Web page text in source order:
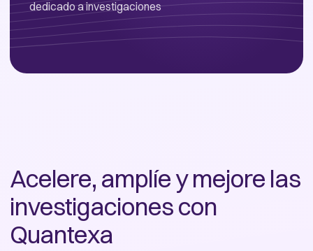
dedicado a investigaciones
Acelere, amplíe y mejore las
investigaciones con
Quantexa